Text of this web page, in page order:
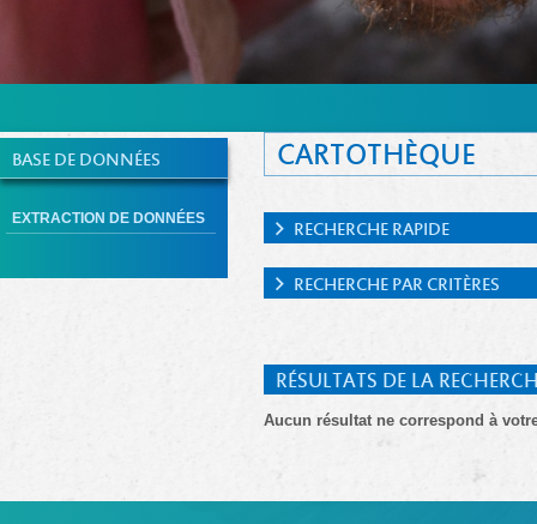
BASE DE DONNÉES
EXTRACTION DE DONNÉES
CARTOTHÈQUE
RECHERCHE RAPIDE
RECHERCHE PAR CRITÈRES
RÉSULTATS DE LA
Aucun résultat ne correspond à